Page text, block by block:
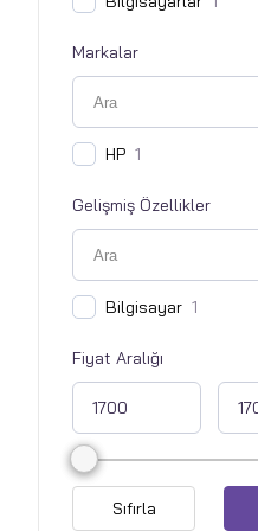
Markalar
HP 1
Gelişmiş Özellikler
Bilgisayar 1
Fiyat Aralığı
Sıfırla